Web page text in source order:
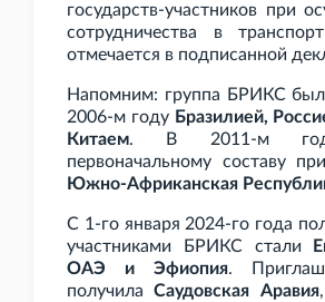
государств-участников при
сотрудничества в
отмечается в подписанной
Напомним: группа БРИКС
2006-м году Бразилией,
Китаем. В 2011-м
первоначальному составу
Южно-Африканская
С 1-го января 2024-го года
участниками БРИКС стали
ОАЭ и Эфиопия.
получилаСаудовская Аравия